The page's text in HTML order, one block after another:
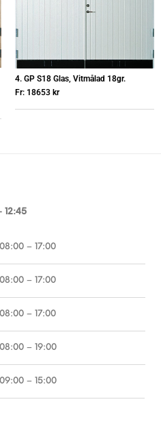
4. GP S18 Glas, Vitmålad 18gr.
Fr: 18653 kr
12:45
08:00 – 17:00
08:00 – 17:00
08:00 – 17:00
08:00 – 19:00
09:00 – 15:00